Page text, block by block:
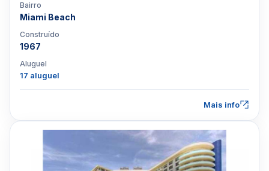
Bairro
Miami Beach
Construído
1967
Aluguel
17 aluguel
Mais info